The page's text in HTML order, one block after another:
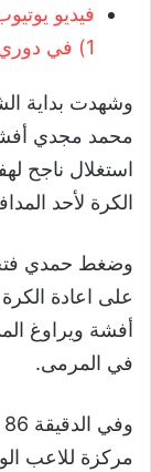
1) في دوري ابطال اوروبا
وشهدت بداية
استغلال ناجح
الكرة لأحد
وضغط حمدي
على اعادة
أفشة ويراوغ
في المرمى.
مركزة للاعب